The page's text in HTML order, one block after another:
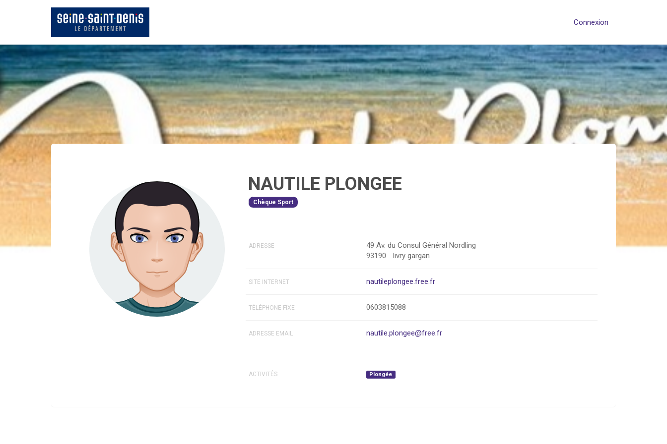
Connexion
NAUTILE PLONGEE
Chèque Sport
ADRESSE
49 Av. du Consul Général Nordling
93190
livry gargan
SITE INTERNET nautileplongee.free.fr
TÉLÉPHONE FIXE 0603815088
ADRESSE EMAIL nautile.plongee@free.fr
ACTIVITÉS Plongée